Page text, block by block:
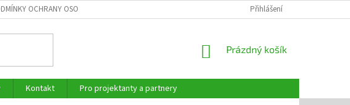
OCHRANY OSOBNÍCH ÚDAJŮ Přihlášení
NÁKUPNÍ
Prázdný košík
Kontakt
Pro projektanty a partnery